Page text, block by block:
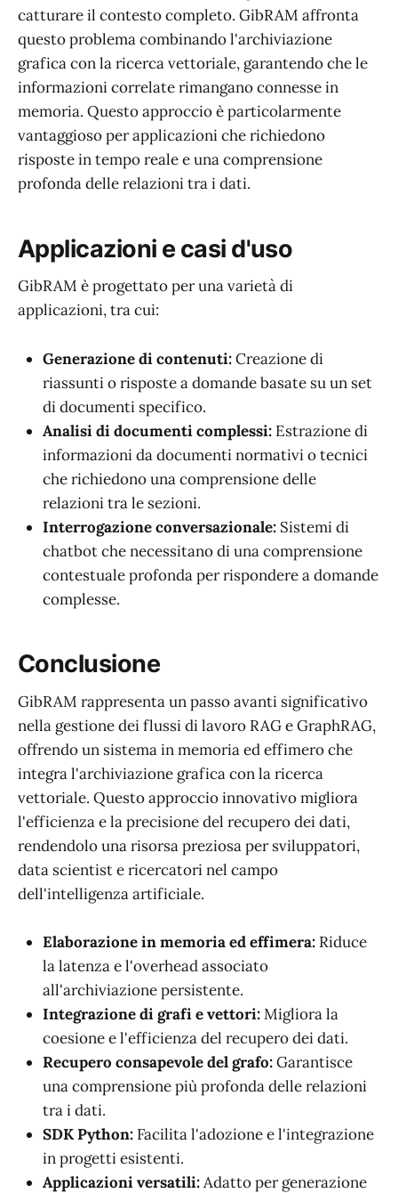
catturare il contesto completo. GibRAM affronta
questo problema combinando l'archiviazione
grafica con la ricerca vettoriale, garantendo che le
informazioni correlate rimangano connesse in
memoria. Questo approccio è particolarmente
vantaggioso per applicazioni che richiedono
risposte in tempo reale e una comprensione
profonda delle relazioni tra i dati.
Applicazioni e casi d'uso
GibRAM è progettato per una varietà di
applicazioni, tra cui:
Generazione di contenuti:Creazione di
riassunti o risposte a domande basate su un set
di documenti specifico.
Analisi di documenti complessi: Estrazione di
informazioni da documenti normativi o tecnici
che richiedono una comprensione delle
relazioni tra le sezioni.
Interrogazione conversazionale: Sistemi di
chatbot che necessitano di una comprensione
contestuale profonda per rispondere a domande
complesse.
Conclusione
GibRAM rappresenta un passo avanti significativo
nella gestione dei flussi di lavoro RAG e GraphRAG,
offrendo un sistema in memoria ed effimero che
integra l'archiviazione grafica con la ricerca
vettoriale. Questo approccio innovativo migliora
l'efficienza e la precisione del recupero dei dati,
rendendolo una risorsa preziosa per sviluppatori,
data scientist e ricercatori nel campo
dell'intelligenza artificiale.
Elaborazione in memoria ed effimera: Riduce
la latenza e l'overhead associato
all'archiviazione persistente.
Integrazione di grafi e vettori:Migliora la
coesione e l'efficienza del recupero dei dati.
Recupero consapevole del grafo:Garantisce
una comprensione più profonda delle relazioni
tra i dati.
SDK Python: Facilita l'adozione e l'integrazione
in progetti esistenti.
Applicazioni versatili:Adatto per generazione